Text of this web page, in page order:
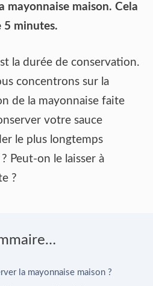
mayonnaise maison. Cela
5 minutes.
la durée de conservation.
concentrons sur la
de la mayonnaise faite
votre sauce
le plus longtemps
Peut-on le laisser à
?
la mayonnaise maison ?